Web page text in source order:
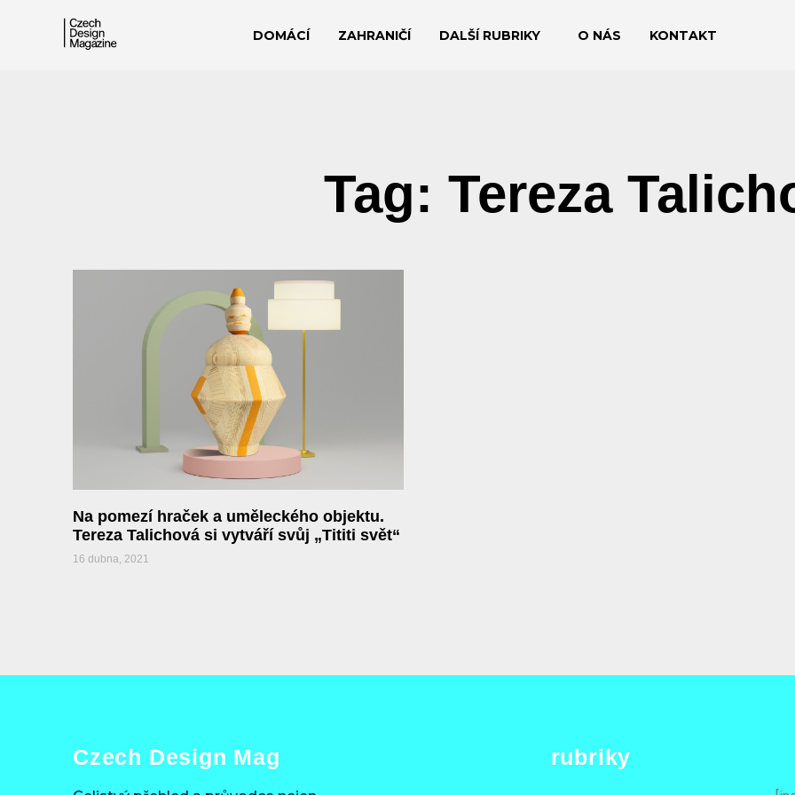
DOMÁCÍ ZAHRANIČÍ DALŠÍ RUBRIKY O NÁS KONTAKT
Tag: Tereza
Na pomezí hraček a uměleckého objektu.
Tereza Talichová si vytváří svůj „Tititi svět“
16 dubna, 2021
Czech Design Mag rubriky